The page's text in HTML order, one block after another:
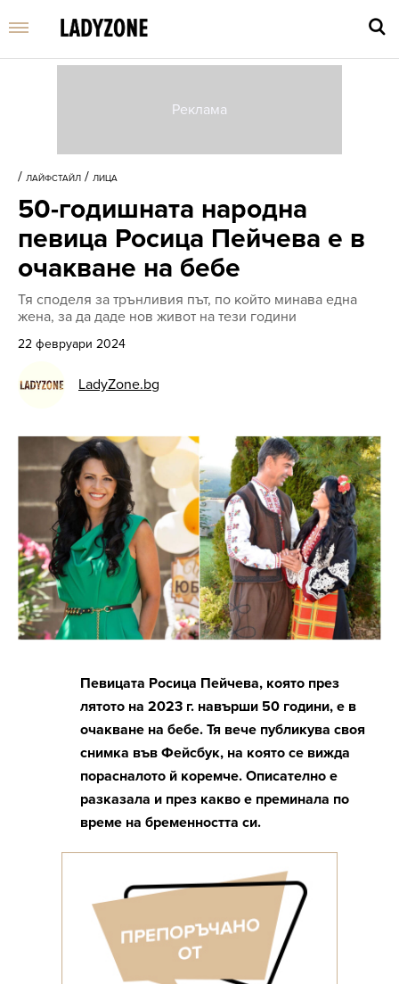
Enter
/ ЛАЙФСТАЙЛ / ЛИЦА
50-годишната народна
певица Росица Пейчева e в
очакване на бебе
Тя споделя за трънливия път, по който минава една
жена, за да даде нов живот на тези години
22 февруари 2024
LadyZone.bg
Певицата Росица Пейчева, която през
лятото на 2023 г. навърши 50 години, е в
очакване на бебе. Тя вече публикува своя
снимка във Фейсбук, на която се вижда
порасналото й коремче. Описателно е
разказала и през какво е преминала по
време на бременността си.